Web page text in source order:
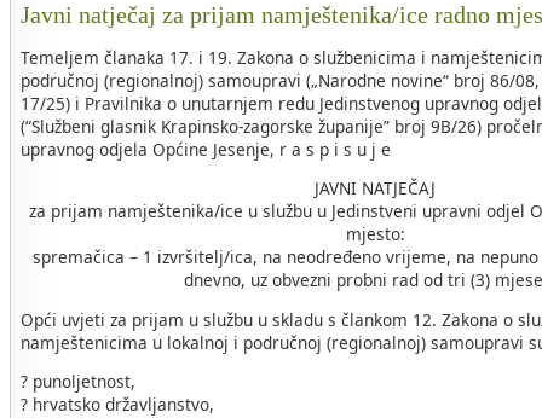
Javni natječaj za prijam namještenika/ice radno
Temeljem članaka 17. i 19. Zakona o službenicima i
područnoj (regionalnoj) samoupravi („Narodne novine“ broj 86/
17/25) i Pravilnika o unutarnjem redu Jedinstvenog upravnog
(“Službeni glasnik Krapinsko-zagorske županije” broj 9B/26)
upravnog odjela Općine Jesenje, r a s p i s u j e
JAVNI NATJEČAJ
za prijam namještenika/ice u službu u Jedinstveni upravni odjel
mjesto:
spremačica – 1 izvršitelj/ica, na neodređeno vrijeme, na
dnevno, uz obvezni probni rad od tri (3)
Opći uvjeti za prijam u službu u skladu s člankom 12. Zakona o
namještenicima u lokalnoj i područnoj (regionalnoj) samoupravi
? punoljetnost,
? hrvatsko državljanstvo,